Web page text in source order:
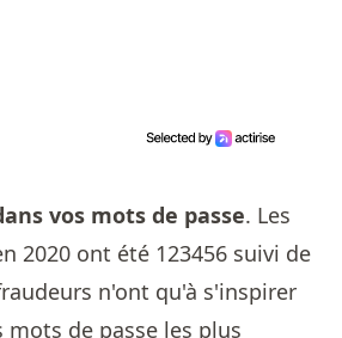
vos mots de passe. Les
2020 ont été 123456 suivi de
n'ont qu'à s'inspirer
mots de passe les plus